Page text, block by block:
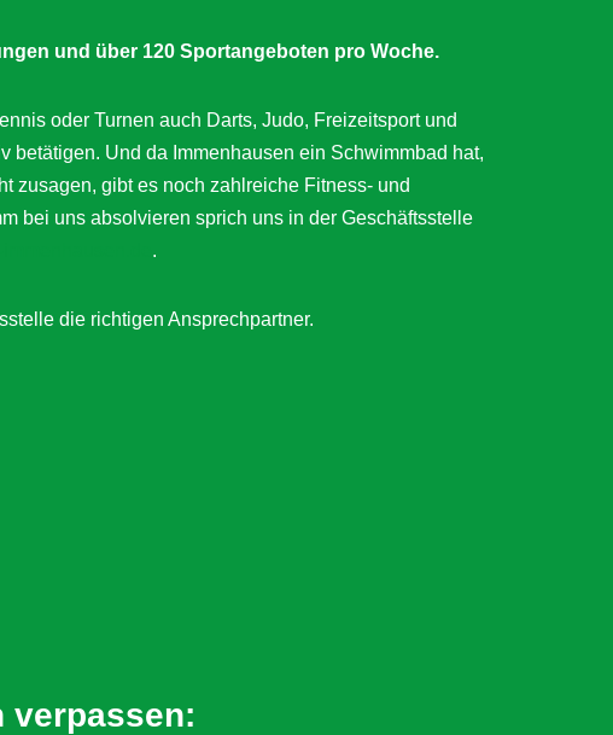
und über 120 Sportangeboten pro Woche.
oder Turnen auch Darts, Judo, Freizeitsport und
betätigen. Und da Immenhausen ein Schwimmbad hat,
zusagen, gibt es noch zahlreiche Fitness- und
bei uns absolvieren sprich uns in der Geschäftsstelle
.
die richtigen Ansprechpartner.
verpassen: